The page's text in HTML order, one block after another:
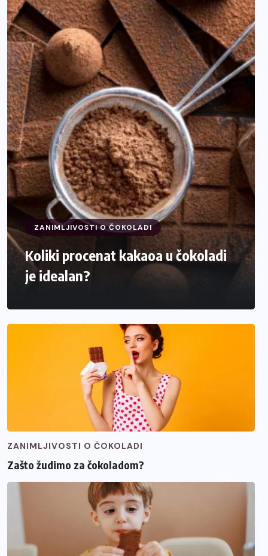
ZANIMLJIVOSTI O ČOKOLADI
Koliki procenat kakaoa u čokoladi
je idealan?
ZANIMLJIVOSTI O ČOKOLADI
Zašto žudimo za čokoladom?